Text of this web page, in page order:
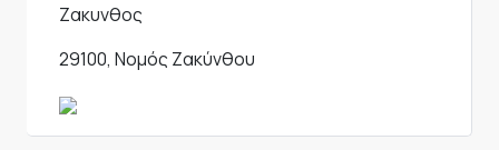
Ζακυνθος
29100, Νομός Ζακύνθου